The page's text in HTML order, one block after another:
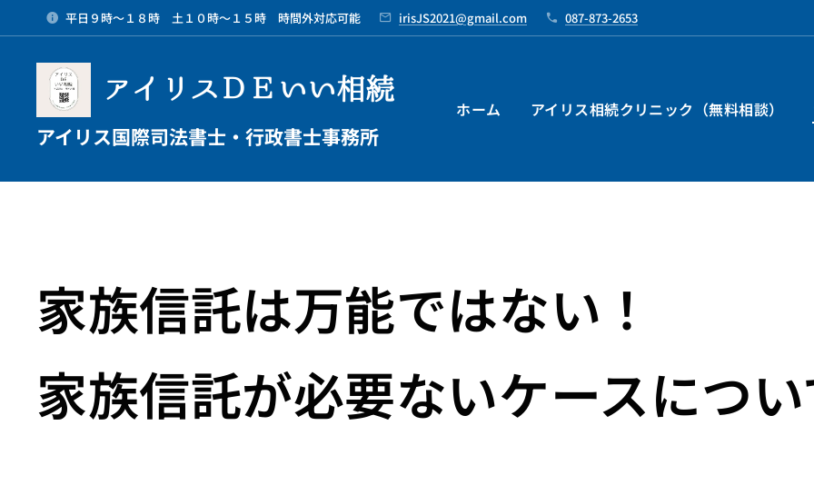
平日９時～１８時 土１０時～１５時 時間外対応可能 irisJS2021@gmail.com 087-873-2653
アイリスＤＥいい相続
アイリス国際司法書士・行政書士事務所
ホーム アイリス相続クリニック（無料相談）
家族信託は万能ではない！
家族信託が必要ないケースにつ